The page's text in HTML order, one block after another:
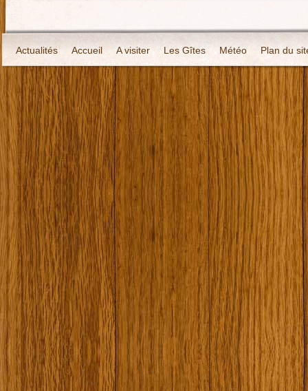
Actualités Accueil A visiter Les Gîtes Météo Plan du
Localisation Contact